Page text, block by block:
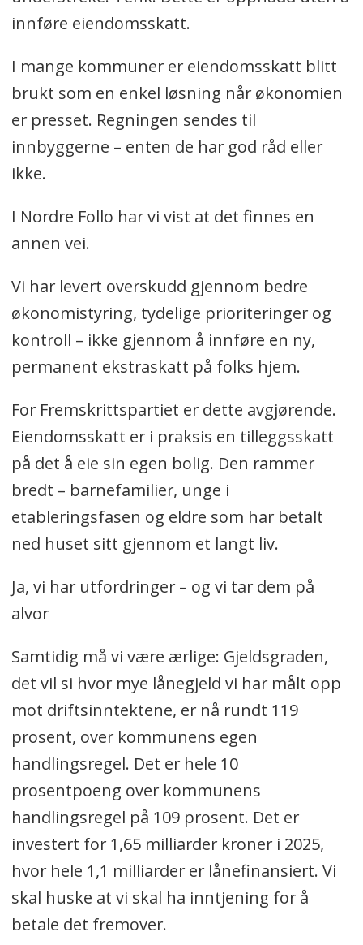
innføre eiendomsskatt.
I mange kommuner er eiendomsskatt blitt
brukt som en enkel løsning når økonomien
er presset. Regningen sendes til
innbyggerne – enten de har god råd eller
ikke.
I Nordre Follo har vi vist at det finnes en
annen vei.
Vi har levert overskudd gjennom bedre
økonomistyring, tydelige prioriteringer og
kontroll – ikke gjennom å innføre en ny,
permanent ekstraskatt på folks hjem.
For Fremskrittspartiet er dette avgjørende.
Eiendomsskatt er i praksis en tilleggsskatt
på det å eie sin egen bolig. Den rammer
bredt – barnefamilier, unge i
etableringsfasen og eldre som har betalt
ned huset sitt gjennom et langt liv.
Ja, vi har utfordringer – og vi tar dem på
alvor
Samtidig må vi være ærlige: Gjeldsgraden,
det vil si hvor mye lånegjeld vi har målt opp
mot driftsinntektene, er nå rundt 119
prosent, over kommunens egen
handlingsregel. Det er hele 10
prosentpoeng over kommunens
handlingsregel på 109 prosent. Det er
investert for 1,65 milliarder kroner i 2025,
hvor hele 1,1 milliarder er lånefinansiert. Vi
skal huske at vi skal ha inntjening for å
betale det fremover.